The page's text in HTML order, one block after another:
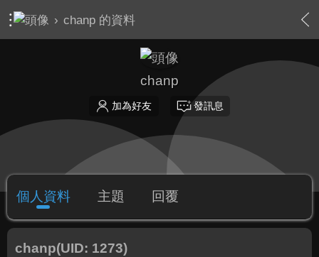
› chanp 的資料
chanp
加為好友 發訊息
個人資料 主題 回覆
chanp(UID: 1273)